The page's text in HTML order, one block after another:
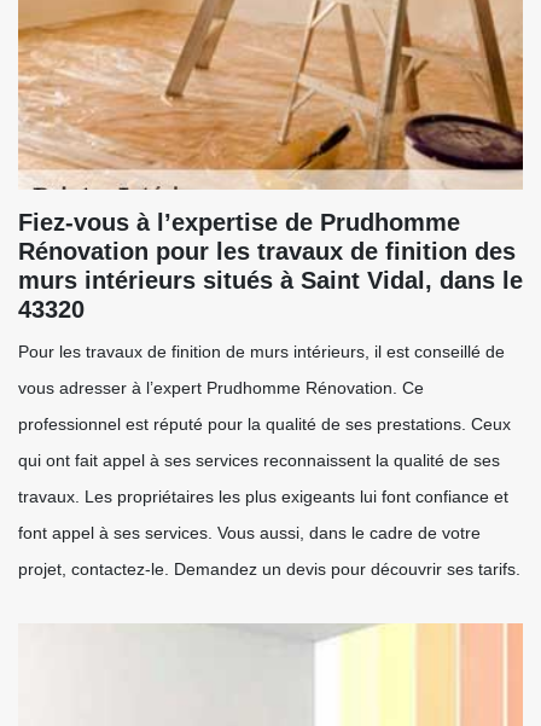
Fiez-vous à l’expertise de Prudhomme
Rénovation pour les travaux de finition des
murs intérieurs situés à Saint Vidal, dans le
43320
Pour les travaux de finition de murs intérieurs, il est conseillé de
vous adresser à l’expert Prudhomme Rénovation. Ce
professionnel est réputé pour la qualité de ses prestations. Ceux
qui ont fait appel à ses services reconnaissent la qualité de ses
travaux. Les propriétaires les plus exigeants lui font confiance et
font appel à ses services. Vous aussi, dans le cadre de votre
projet, contactez-le. Demandez un devis pour découvrir ses tarifs.